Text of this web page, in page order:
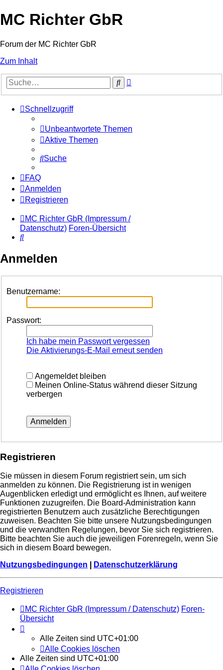
MC Richter GbR
Forum der MC Richter GbR
Zum Inhalt
Suche
Schnellzugriff
Unbeantwortete Themen
Aktive Themen
Suche
FAQ
Anmelden
Registrieren
MC Richter GbR (Impressum /
Datenschutz) Foren-Übersicht
Suche
Anmelden
Benutzername:
Passwort:
Ich habe mein Passwort vergessen
Die Aktivierungs-E-Mail erneut senden
Angemeldet bleiben
Meinen Online-Status während dieser Sitzung
verbergen
Registrieren
Sie müssen in diesem Forum registriert sein, um sich
anmelden zu können. Die Registrierung ist in wenigen
Augenblicken erledigt und ermöglicht es Ihnen, auf weitere
Funktionen zuzugreifen. Die Board-Administration kann
registrierten Benutzern auch zusätzliche Berechtigungen
zuweisen. Beachten Sie bitte unsere Nutzungsbedingungen
und die verwandten Regelungen, bevor Sie sich registrieren.
Bitte beachten Sie auch die jeweiligen Forenregeln, wenn Sie
sich in diesem Board bewegen.
Nutzungsbedingungen
Datenschutzerklärung
Registrieren
MC Richter GbR (Impressum / Datenschutz) Foren-
Übersicht
Alle Zeiten sind UTC+01:00
Alle Cookies löschen
Alle Zeiten sind UTC+01:00